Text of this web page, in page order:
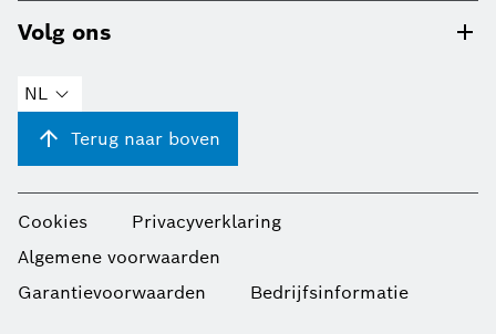
Volg ons
NL
Terug naar boven
Cookies
Privacyverklaring
Algemene voorwaarden
Garantievoorwaarden
Bedrijfsinformatie